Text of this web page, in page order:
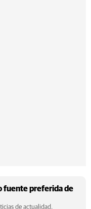
fuente preferida de
de actualidad.